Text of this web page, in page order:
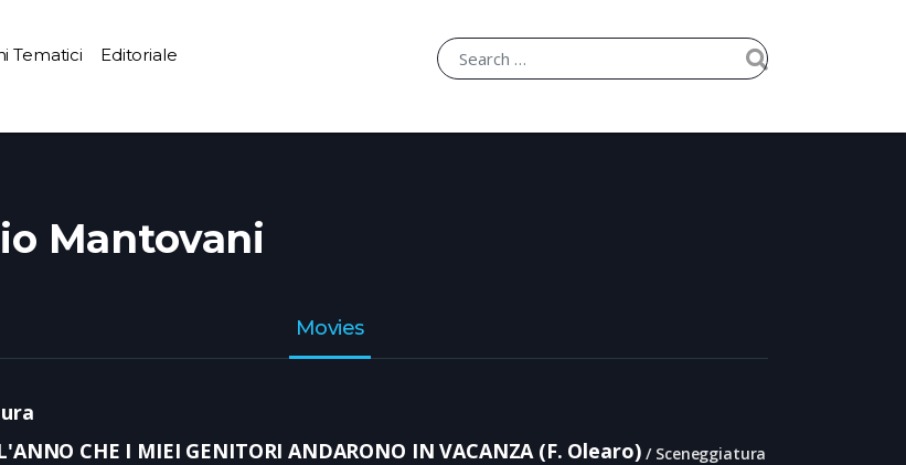
Tematici Editoriale
Mantovani
Movies
CHE I MIEI GENITORI ANDARONO IN VACANZA (F. Olearo) Sceneggiatura